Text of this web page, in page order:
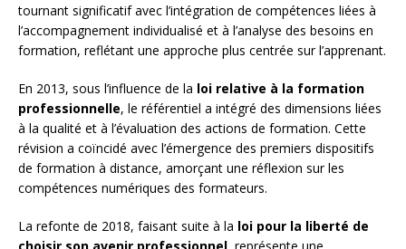
tournant significatif avec l’intégration de compétences liées à
l’accompagnement individualisé et à l’analyse des besoins en
formation, reflétant une approche plus centrée sur l’apprenant.
En 2013, sous l’influence de la loi relative à la formation
professionnelle, le référentiel a intégré des dimensions liées
à la qualité et à l’évaluation des actions de formation. Cette
révision a coïncidé avec l’émergence des premiers dispositifs
de formation à distance, amorçant une réflexion sur les
compétences numériques des formateurs.
La refonte de 2018, faisant suite à la loi pour la liberté de
choisir son avenir professionnel , représente une